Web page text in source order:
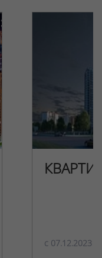
c 07.12.2023